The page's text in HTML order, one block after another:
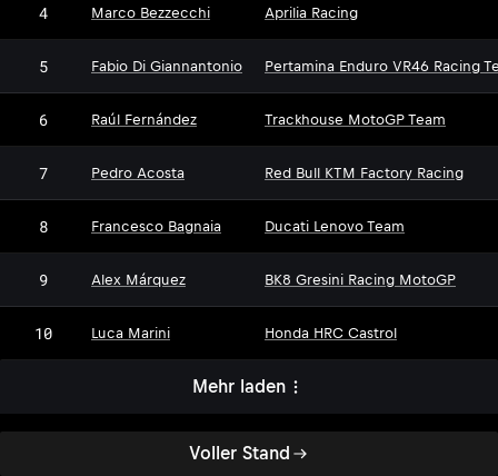
Voller Stand
4 Marco Bezzecchi Aprilia Racing
5 Fabio Di Giannantonio Pertamina Enduro VR46 Racing
6 Raúl Fernández Trackhouse MotoGP Team
7 Pedro Acosta Red Bull KTM Factory Racing
8 Francesco Bagnaia Ducati Lenovo Team
9 Alex Márquez BK8 Gresini Racing MotoGP
10 Luca Marini Honda HRC Castrol
Mehr laden